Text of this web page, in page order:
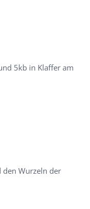
5kb in Klaffer am
den Wurzeln der